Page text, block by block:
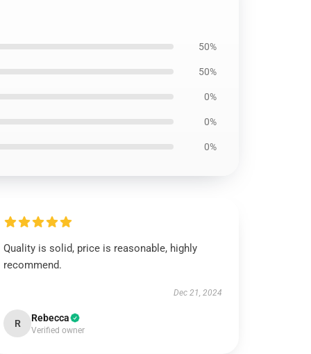
50%
50%
0%
0%
0%
Quality is solid, price is reasonable, highly
recommend.
Dec 21, 2024
R Rebecca
Verified owner